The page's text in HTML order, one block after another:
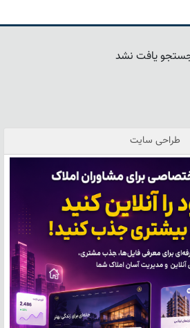
جستجو یافت نشد
طراحی سایت